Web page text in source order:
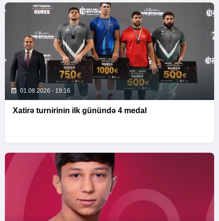
01.08.2026 - 19:16
Xatirə turnirinin ilk günündə 4 medal